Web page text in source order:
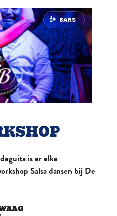
BARS
is er elke
Salsa dansen bij De